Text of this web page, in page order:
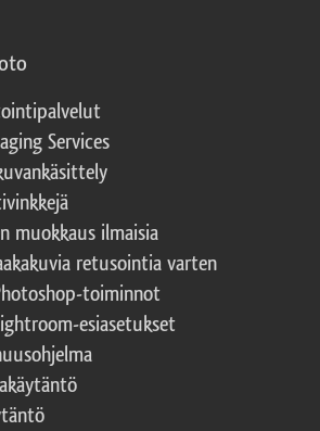
Services
muokkaus ilmaisia
retusointia varten
toiminnot
esiasetukset